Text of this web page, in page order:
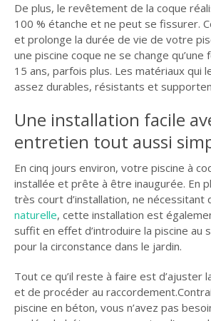
De plus, le revêtement de la coque
100 % étanche et ne peut se fissurer.
et prolonge la durée de vie de votre
une piscine coque ne se change
15 ans, parfois plus. Les matériaux qui
assez durables, résistants et
Une installation facile
entretien tout aussi
En cinq jours environ, votre piscine à
installée et prête à être inaugurée. En
très court d’installation, ne nécessitant
naturelle, cette installation est
suffit en effet d’introduire la piscine au
pour la circonstance dans le jardin.
Tout ce qu’il reste à faire est d’ajuster
et de procéder au
piscine en béton, vous n’avez pas